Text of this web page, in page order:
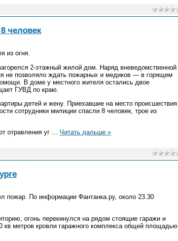
человек
из огня.
2-этажный жилой дом. Наряд вневедомственной
не позволяло ждать пожарных и медиков — в горящем
В доме у местного жителя остались двое
ГУВД по краю.
детей и жену. Приехавшие на место происшествия
сотрудники милиции спасли 8 человек, трое из
отравления уг ... Читать дальше »
пожар. По информации Фантанка.ру, около 23.30
огонь перекинулся на рядом стоящие гаражи и
кв метров кровли гаражного комплекса общей площадью